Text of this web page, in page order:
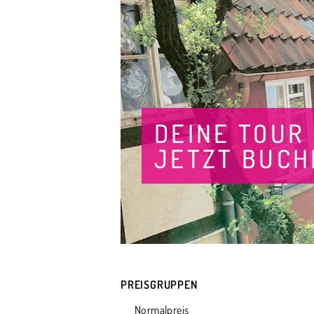
DEINE TOUR
JETZT
PREISGRUPPEN
Normalpreis